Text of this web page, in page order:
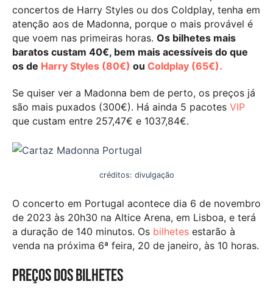
concertos de Harry Styles ou dos Coldplay, tenha em
atenção aos de Madonna, porque o mais provável é
que voem nas primeiras horas. Os bilhetes mais
baratos custam 40€, bem mais acessíveis do que
os de Harry Styles (80€) ou Coldplay (65€).
Se quiser ver a Madonna bem de perto, os preços já
são mais puxados (300€). Há ainda 5 pacotes VIP
que custam entre 257,47€ e 1037,84€.
créditos: divulgação
O concerto em Portugal acontece dia 6 de novembro
de 2023 às 20h30 na Altice Arena, em Lisboa, e terá
a duração de 140 minutos. Os bilhetes estarão à
venda na próxima 6ª feira, 20 de janeiro, às 10 horas.
Preços dos bilhetes